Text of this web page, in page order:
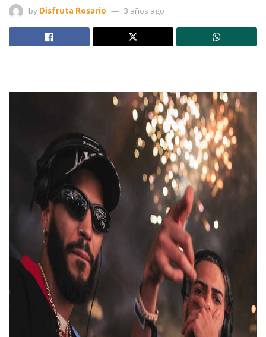
by Disfruta Rosario 3 años ago